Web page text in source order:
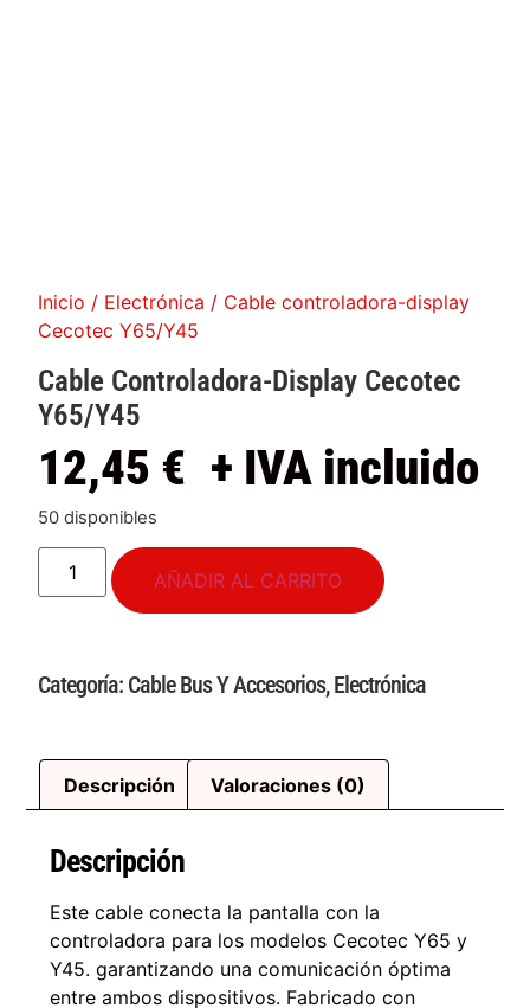
Inicio / Electrónica / Cable controladora-display
Cecotec Y65/Y45
Cable Controladora-Display Cecotec
Y65/Y45
12,45 € + IVA incluido
50 disponibles
AÑADIR AL CARRITO
Categoría: Cable Bus Y Accesorios,Electrónica
Descripción Valoraciones (0)
Descripción
Este cable conecta la pantalla con la
controladora para los modelos Cecotec Y65 y
Y45. garantizando una comunicación óptima
entre ambos dispositivos. Fabricado con